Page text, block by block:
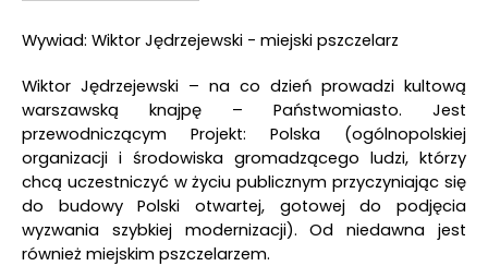
Wywiad: Wiktor Jędrzejewski - miejski pszczelarz
Wiktor Jędrzejewski – na co dzień prowadzi kultową
warszawską knajpę – Państwomiasto. Jest
przewodniczącym Projekt: Polska (ogólnopolskiej
organizacji i środowiska gromadzącego ludzi, którzy
chcą uczestniczyć w życiu publicznym przyczyniając się
do budowy Polski otwartej, gotowej do podjęcia
wyzwania szybkiej modernizacji). Od niedawna jest
również miejskim pszczelarzem.